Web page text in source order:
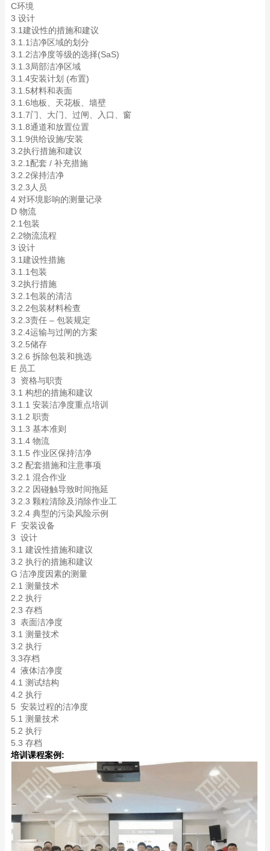
C环境
3 设计
3.1建设性的措施和建议
3.1.1洁净区域的划分
3.1.2洁净度等级的选择(SaS)
3.1.3局部洁净区域
3.1.4安装计划 (布置)
3.1.5材料和表面
3.1.6地板、天花板、墙壁
3.1.7门、大门、过闸、入口、窗
3.1.8通道和放置位置
3.1.9供给设施/安装
3.2执行措施和建议
3.2.1配套 / 补充措施
3.2.2保持洁净
3.2.3人员
4 对环境影响的测量记录
D 物流
2.1包装
2.2物流流程
3 设计
3.1建设性措施
3.1.1包装
3.2执行措施
3.2.1包装的清洁
3.2.2包装材料检查
3.2.3责任 – 包装规定
3.2.4运输与过闸的方案
3.2.5储存
3.2.6 拆除包装和挑选
E 员工
3 资格与职责
3.1 构想的措施和建议
3.1.1 安装洁净度重点培训
3.1.2 职责
3.1.3 基本准则
3.1.4 物流
3.1.5 作业区保持洁净
3.2 配套措施和注意事项
3.2.1 混合作业
3.2.2 因碰触导致时间拖延
3.2.3 颗粒清除及消除作业工
3.2.4 典型的污染风险示例
F 安装设备
3 设计
3.1 建设性措施和建议
3.2 执行的措施和建议
G 洁净度因素的测量
2.1 测量技术
2.2 执行
2.3 存档
3 表面洁净度
3.1 测量技术
3.2 执行
3.3存档
4 液体洁净度
4.1 测试结构
4.2 执行
5 安装过程的洁净度
5.1 测量技术
5.2 执行
5.3 存档
培训课程案例: